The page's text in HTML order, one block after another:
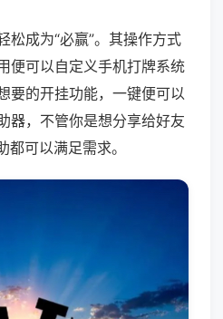
松成为“必赢”。其操作方式
便可以自定义手机打牌系统
要的开挂功能，一键便可以
器，不管你是想分享给好友
可以满足需求。